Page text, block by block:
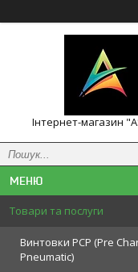
Інтернет-магазин
Товари та послуги
Винтовки PCP (Pre
Pneumatic)